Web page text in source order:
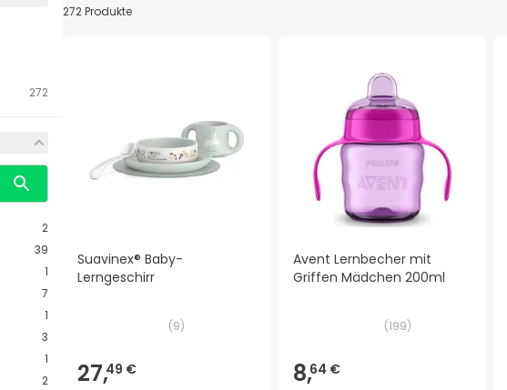
272
2
39
1
7
1
3
1
2
272 Produkte
Suavinex® Baby-
Lerngeschirr
(9)
27,49 €
Avent Lernbecher mit
Griffen Mädchen 200ml
(199)
8,64 €